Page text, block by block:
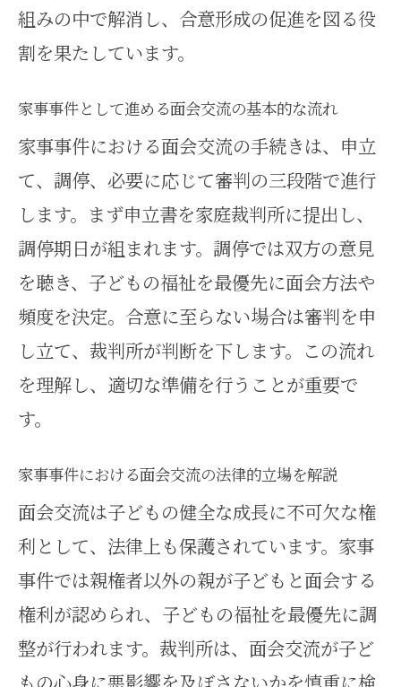
家事事件と面会交流のトラブル事
例と対策
面会交流調停を申し立てる際の必要書
家事事件で必要な面会交流調停の
申立書とは
面会交流申立に必要な書類と家事
事件の特徴
家事事件で面会交流調停に必要な
提出書類一覧
面会交流調停の必要書類を家事事
立書の記載例
家事事件としての面会交流書類準
備のコツ
調停申し立てに弁護士なしで臨む場合
の考え方
家事事件で弁護士なし面会交流調
組みの中で解消し、合意形成の促進を図る役
割を果たしています。
家事事件として進める面会交流の基本的な流れ
家事事件における面会交流の手続きは、申立
て、調停、必要に応じて審判の三段階で進行
します。まず申立書を家庭裁判所に提出し、
調停期日が組まれます。調停では双方の意見
を聴き、子どもの福祉を最優先に面会方法や
頻度を決定。合意に至らない場合は審判を申
し立て、裁判所が判断を下します。この流れ
を理解し、適切な準備を行うことが重要で
す。
家事事件における面会交流の法律的立場を解説
面会交流は子どもの健全な成長に不可欠な権
利として、法律上も保護されています。家事
事件では親権者以外の親が子どもと面会する
権利が認められ、子どもの福祉を最優先に調
整が行われます。裁判所は、面会交流が子ど